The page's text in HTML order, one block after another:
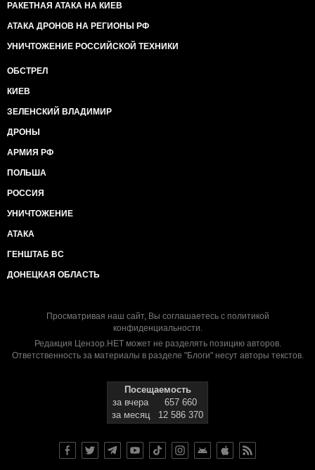
РАКЕТНАЯ АТАКА НА КИЕВ
АТАКА ДРОНОВ НА РЕГИОНЫ РФ
УНИЧТОЖЕНИЕ РОССИЙСКОЙ ТЕХНИКИ
ОБСТРЕЛ
КИЕВ
ЗЕЛЕНСКИЙ ВЛАДИМИР
ДРОНЫ
АРМИЯ РФ
ПОЛЬША
РОССИЯ
УНИЧТОЖЕНИЕ
АТАКА
ГЕНШТАБ ВС
ДОНЕЦКАЯ ОБЛАСТЬ
Просматривая наш сайт, Вы соглашаетесь с политикой
конфиденциальности.
Редакция Цензор.НЕТ может не разделять позицию авторов.
Ответственность за материалы в разделе "Блоги" несут авторы текстов.
Посещаемость
за вчера
657 660
за месяц
12 586 370